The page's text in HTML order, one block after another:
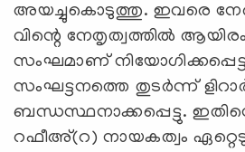
അയച്ചുകൊടുത്തു. ഇവരെ
വിന്റെ നേതൃത്വത്തില്‍
സംഘമാണ്
സംഘട്ടനത്തെ തുടര്‍ന്ന്
ബന്ധസ്ഥനാക്കപ്പെട്ടു.
റഫീഅ്(റ) നായകത്വം